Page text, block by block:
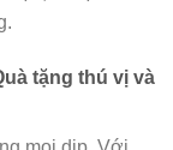
tặng thú vị và